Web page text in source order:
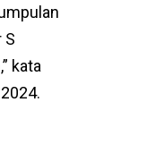
S
kata